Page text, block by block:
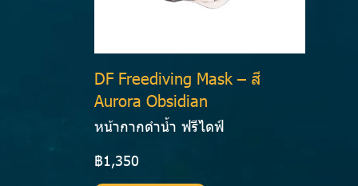
DF Freediving Mask – สี
Aurora Obsidian
หน้ากากดำน้ำ ฟรีไดฟ์
฿1,350